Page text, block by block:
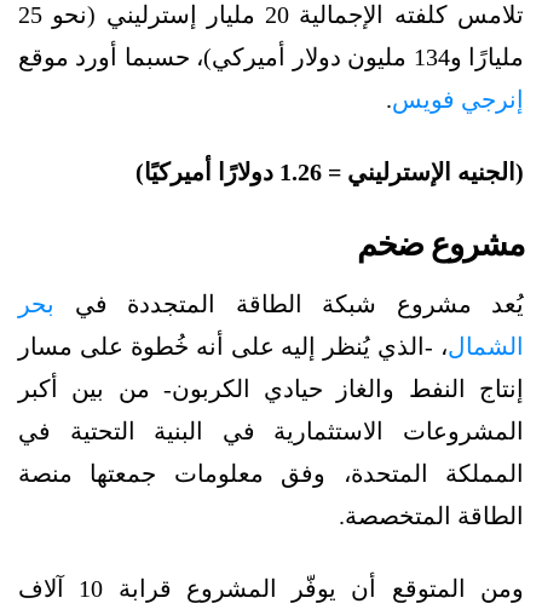
تلامس كلفته الإجمالية 20 مليار إسترليني (نحو 25
مليارًا و134 مليون دولار أميركي)، حسبما أورد موقع
إنرجي فويس.
(الجنيه الإسترليني = 1.26 دولارًا أميركيًا)
مشروع ضخم
يُعد مشروع شبكة الطاقة المتجددة في بحر
الشمال، -الذي يُنظر إليه على أنه خُطوة على مسار
إنتاج النفط والغاز حيادي الكربون- من بين أكبر
المشروعات الاستثمارية في البنية التحتية في
المملكة المتحدة، وفق معلومات جمعتها منصة
الطاقة المتخصصة.
ومن المتوقع أن يوفّر المشروع قرابة 10 آلاف